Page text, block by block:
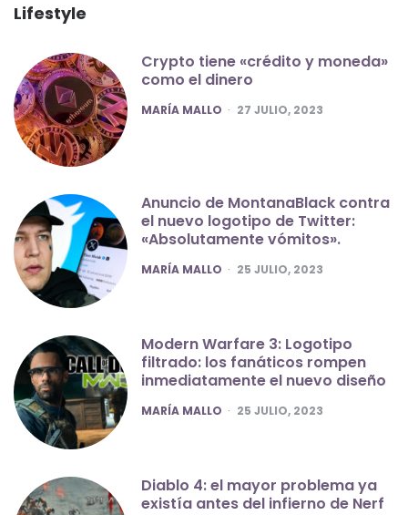
Lifestyle
Crypto tiene «crédito y moneda»
como el dinero
POSTED
MARÍA MALLO 27 JULIO, 2023
Anuncio de MontanaBlack contra
el nuevo logotipo de Twitter:
«Absolutamente vómitos».
POSTED
MARÍA MALLO 25 JULIO, 2023
Modern Warfare 3: Logotipo
filtrado: los fanáticos rompen
inmediatamente el nuevo diseño
POSTED
MARÍA MALLO 25 JULIO, 2023
Diablo 4: el mayor problema ya
existía antes del infierno de Nerf